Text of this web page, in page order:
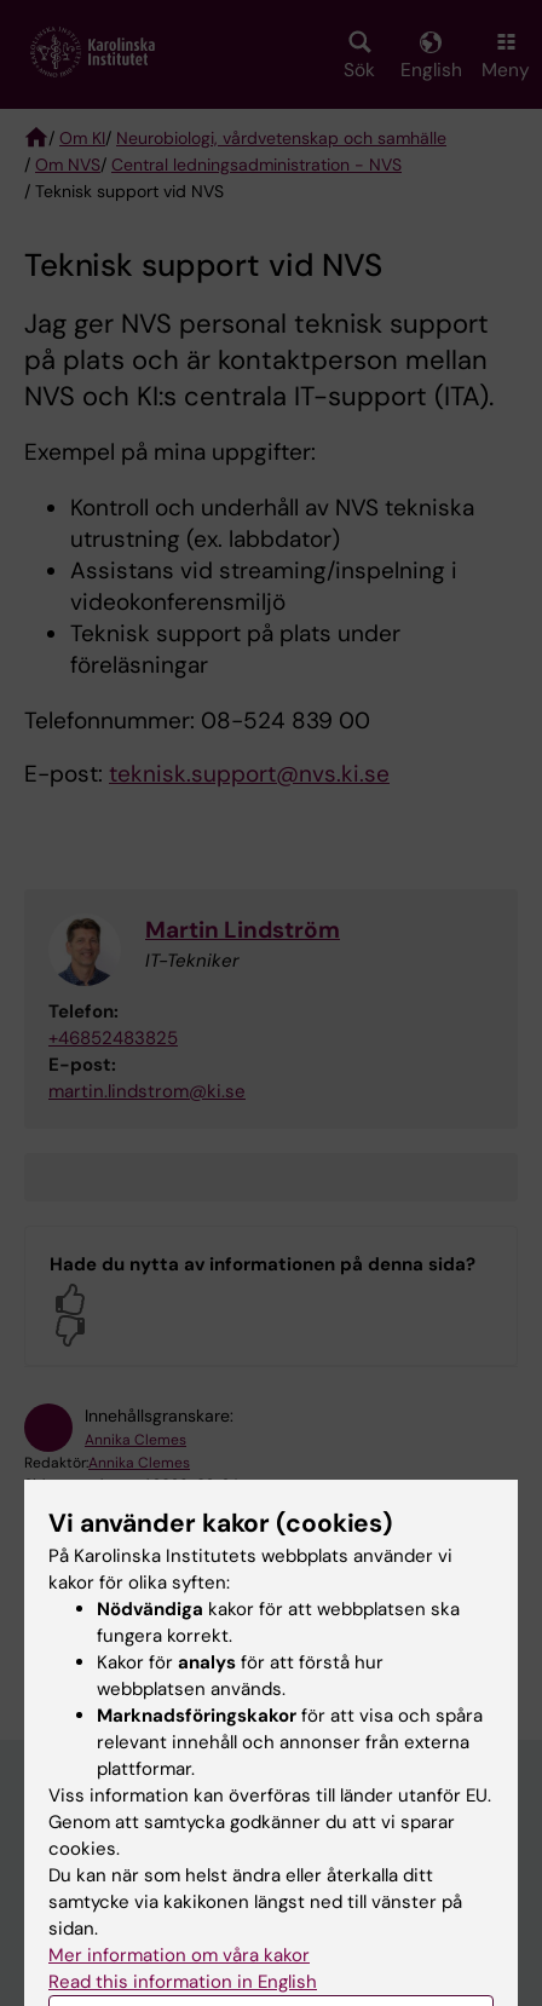
main
Sök English Meny
Breadcrumb
/ Om KI/ Neurobiologi, vårdvetenskap och samhälle
/ Om NVS/ Central ledningsadministration - NVS
/ Teknisk support vid NVS
Teknisk support vid NVS
Jag ger NVS personal teknisk support
på plats och är kontaktperson mellan
NVS och KI:s centrala IT-support (ITA).
Exempel på mina uppgifter:
Kontroll och underhåll av NVS tekniska
utrustning (ex. labbdator)
Assistans vid streaming/inspelning i
videokonferensmiljö
Teknisk support på plats under
föreläsningar
Telefonnummer: 08-524 839 00
E-post: teknisk.support@nvs.ki.se
Martin Lindström
IT-Tekniker
Telefon:
+46852483825
E-post:
martin.lindstrom@ki.se
Hade du nytta av informationen på denna sida?
Innehållsgranskare:
Annika Clemes
Redaktör:Annika Clemes
Sidan uppdaterad:2026-02-24
Dela
Huvudmeny
Utbildning
Forskarutbildning
Forskning
Om KI
Vi använder kakor (cookies)
På Karolinska Institutets webbplats använder vi
kakor för olika syften:
Nödvändiga kakor för att webbplatsen ska
fungera korrekt.
Kakor för analys för att förstå hur
webbplatsen används.
Marknadsföringskakor för att visa och spåra
relevant innehåll och annonser från externa
plattformar.
Viss information kan överföras till länder utanför EU.
Genom att samtycka godkänner du att vi sparar
cookies.
Du kan när som helst ändra eller återkalla ditt
samtycke via kakikonen längst ned till vänster på
sidan.
Mer information om våra kakor
Read this information in English